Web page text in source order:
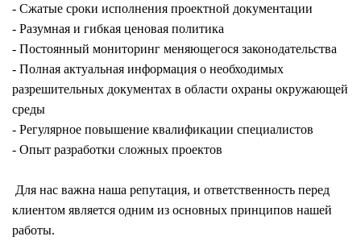
- Сжатые сроки исполнения проектной документации
- Разумная и гибкая ценовая политика
- Постоянный мониторинг меняющегося законодательства
- Полная актуальная информация о необходимых
разрешительных документах в области охраны окружающей
среды
- Регулярное повышение квалификации специалистов
- Опыт разработки сложных проектов
Для нас важна наша репутация, и ответственность перед
клиентом является одним из основных принципов нашей
работы.